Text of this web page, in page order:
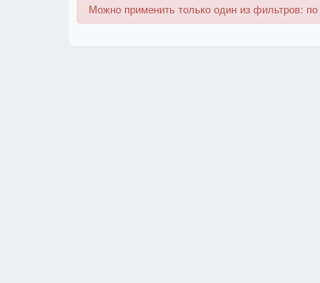
Можно применить только один из фильтров: